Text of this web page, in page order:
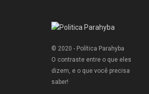
© 2020 - Política Parahyba
O contraste entre o que eles
dizem, e o que você precisa
saber!